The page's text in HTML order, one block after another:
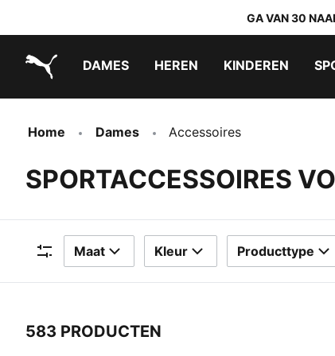
GA VAN 30
DAMES HEREN KINDEREN
Home Dames Accessoires
SPORTACCESSOIRES
Filters
Maat Kleur Producttype
583 PRODUCTEN